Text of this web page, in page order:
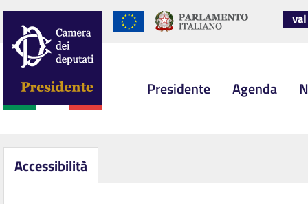
Presidente Agenda
Accessibilità